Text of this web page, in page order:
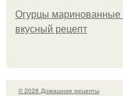
Огурцы маринованные
вкусный рецепт
© 2026 Домашние рецепты